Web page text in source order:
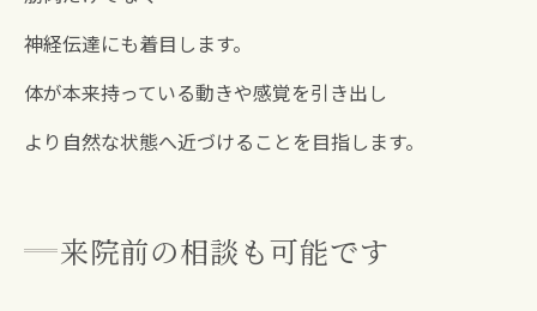
神経伝達にも着目します。
体が本来持っている動きや感覚を引き出し
より自然な状態へ近づけることを目指します。
来院前の相談も可能です